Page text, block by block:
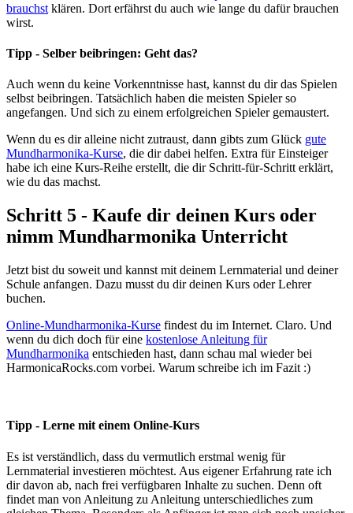
brauchst klären. Dort erfährst du auch wie lange du dafür brauchen
wirst.
Tipp - Selber beibringen: Geht das?
Auch wenn du keine Vorkenntnisse hast, kannst du dir das Spielen
selbst beibringen. Tatsächlich haben die meisten Spieler so
angefangen. Und sich zu einem erfolgreichen Spieler gemaustert.
Wenn du es dir alleine nicht zutraust, dann gibts zum Glück gute
Mundharmonika-Kurse, die dir dabei helfen. Extra für Einsteiger
habe ich eine Kurs-Reihe erstellt, die dir Schritt-für-Schritt erklärt,
wie du das machst.
Schritt 5 - Kaufe dir deinen Kurs oder
nimm Mundharmonika Unterricht
Jetzt bist du soweit und kannst mit deinem Lernmaterial und deiner
Schule anfangen. Dazu musst du dir deinen Kurs oder Lehrer
buchen.
Online-Mundharmonika-Kurse findest du im Internet. Claro. Und
wenn du dich doch für eine kostenlose Anleitung für
Mundharmonika entschieden hast, dann schau mal wieder bei
HarmonicaRocks.com vorbei. Warum schreibe ich im Fazit :)
Tipp - Lerne mit einem Online-Kurs
Es ist verständlich, dass du vermutlich erstmal wenig für
Lernmaterial investieren möchtest. Aus eigener Erfahrung rate ich
dir davon ab, nach frei verfügbaren Inhalte zu suchen. Denn oft
findet man von Anleitung zu Anleitung unterschiedliches zum